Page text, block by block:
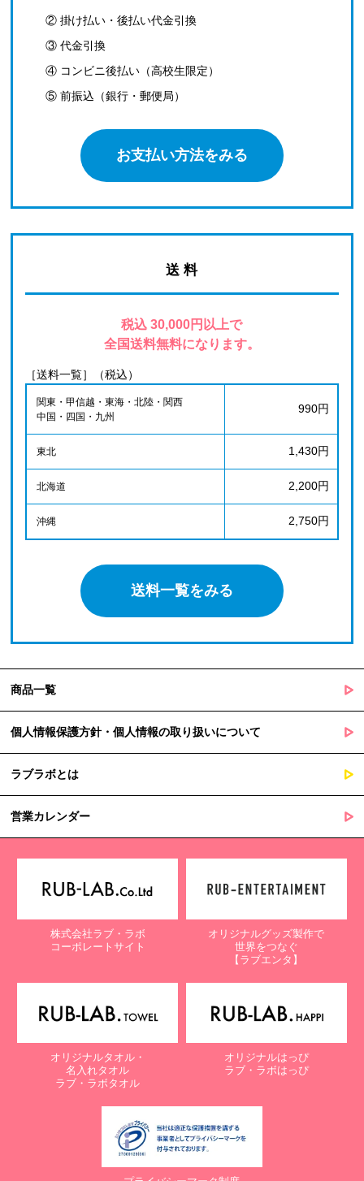
② 掛け払い・後払い代金引換
③ 代金引換
④ コンビニ後払い（高校生限定）
⑤ 前振込（銀行・郵便局）
お支払い方法をみる
送 料
税込 30,000円以上で
全国送料無料になります。
［送料一覧］（税込）
関東・甲信越・東海・北陸・関西
中国・四国・九州
990円
東北 1,430円
北海道 2,200円
沖縄 2,750円
送料一覧をみる
商品一覧
個人情報保護方針・個人情報の取り扱いについて
ラブラボとは
営業カレンダー
株式会社ラブ・ラボ
コーポレートサイト
オリジナルグッズ製作で
世界をつなぐ
【ラブエンタ】
オリジナルタオル・
名入れタオル
ラブ・ラボタオル
オリジナルはっぴ
ラブ・ラボはっぴ